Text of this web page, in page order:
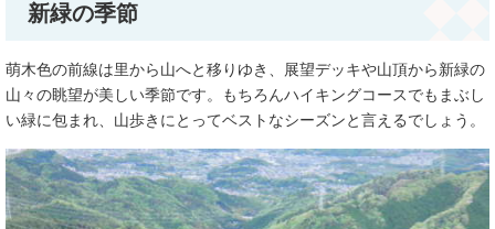
新緑の季節
萌木色の前線は里から山へと移りゆき、展望デッキや山頂から新緑の
山々の眺望が美しい季節です。もちろんハイキングコースでもまぶし
い緑に包まれ、山歩きにとってベストなシーズンと言えるでしょう。